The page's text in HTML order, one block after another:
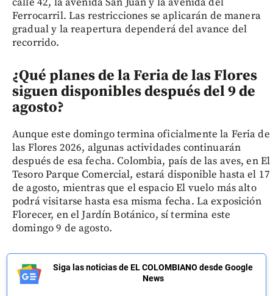
Ferrocarril. Las restricciones se aplicarán de manera
gradual y la reapertura dependerá del avance del
recorrido.
¿Qué planes de la Feria de las Flores
siguen disponibles después del 9 de
agosto?
Aunque este domingo termina oficialmente la Feria de
las Flores 2026, algunas actividades continuarán
después de esa fecha. Colombia, país de las aves, en El
Tesoro Parque Comercial, estará disponible hasta el 17
de agosto, mientras que el espacio El vuelo más alto
podrá visitarse hasta esa misma fecha. La exposición
Florecer, en el Jardín Botánico, sí termina este
domingo 9 de agosto.
Siga las noticias de EL COLOMBIANO desde Google
News